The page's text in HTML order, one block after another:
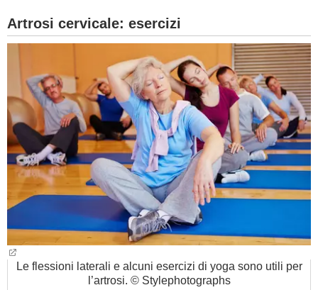
Artrosi cervicale: esercizi
Le flessioni laterali e alcuni esercizi di yoga sono utili per
l’artrosi. © Stylephotographs